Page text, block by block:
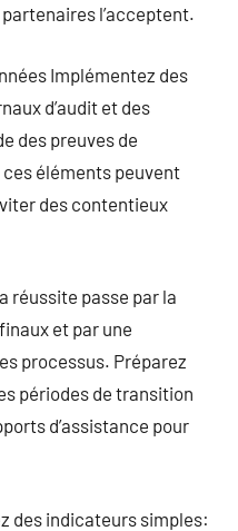
l’acceptent.
Implémentez des
d’audit et des
des preuves de
éléments peuvent
des contentieux
réussite passe par la
et par une
processus. Préparez
périodes de transition
d’assistance pour
des indicateurs simples: